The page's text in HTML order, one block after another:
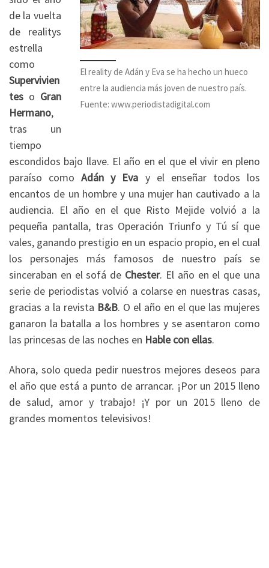
El reality de Adán y Eva se ha hecho un hueco
entre la audiencia más joven de nuestro país.
Fuente: www.periodistadigital.com
de la vuelta
de realitys
estrella
como
Supervivien
tes o Gran
Hermano,
tras un
tiempo
escondidos bajo llave. El año en el que el vivir en pleno
paraíso comoAdán y Eva y el enseñar todos los
encantos de un hombre y una mujer han cautivado a la
audiencia. El año en el que Risto Mejide volvió a la
pequeña pantalla, tras Operación Triunfo y Tú sí que
vales, ganando prestigio en un espacio propio, en el cual
los personajes más famosos de nuestro país se
sinceraban en el sofá de Chester. El año en el que una
serie de periodistas volvió a colarse en nuestras casas,
gracias a la revista B&B. O el año en el que las mujeres
ganaron la batalla a los hombres y se asentaron como
las princesas de las noches en Hable con ellas.
Ahora, solo queda pedir nuestros mejores deseos para
el año que está a punto de arrancar. ¡Por un 2015 lleno
de salud, amor y trabajo! ¡Y por un 2015 lleno de
grandes momentos televisivos!